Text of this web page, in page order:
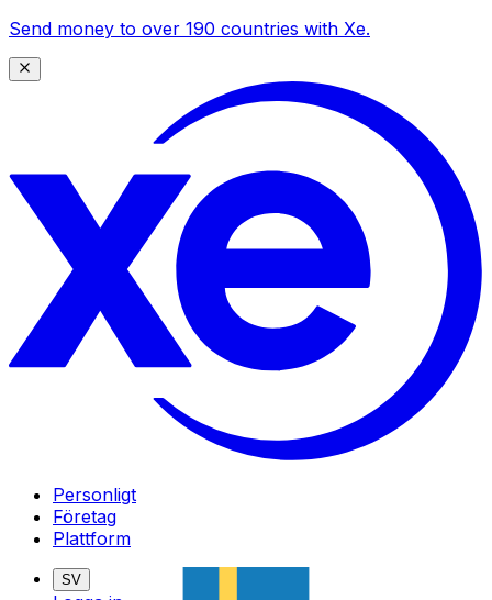
Send money to over 190 countries with Xe.
Personligt
Företag
Plattform
SV